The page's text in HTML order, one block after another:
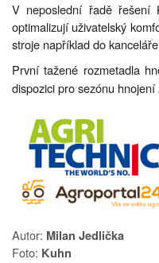
V neposlední řadě řešení
optimalizují uživatelský
stroje například do
První tažené rozmetadla
dispozici pro sezónu hnojení
Autor: Milan Jedlička
Foto: Kuhn